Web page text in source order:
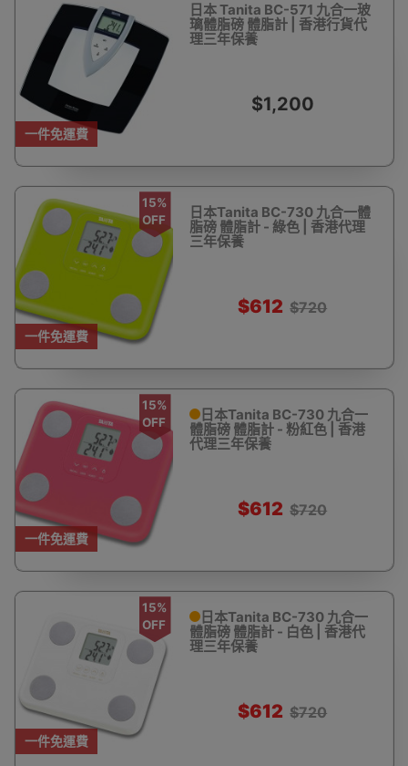
一件免運費
日本 Tanita BC-571 九合一玻
璃體脂磅 體脂計 | 香港行貨代
理三年保養
$1,200
一件免運費
15%
OFF
日本Tanita BC-730 九合一體
脂磅 體脂計 - 綠色 | 香港代理
三年保養
$612 $720
一件免運費
15%
OFF
日本Tanita BC-730 九合一
體脂磅 體脂計 - 粉紅色 | 香港
代理三年保養
$612 $720
一件免運費
15%
OFF
日本Tanita BC-730 九合一
體脂磅 體脂計 - 白色 | 香港代
理三年保養
$612 $720